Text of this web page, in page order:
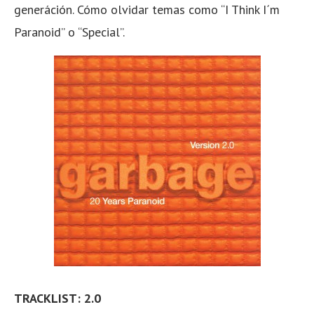
generáción. Cómo olvidar temas como “I Think I´m
Paranoid” o “Special”.
TRACKLIST: 2.0